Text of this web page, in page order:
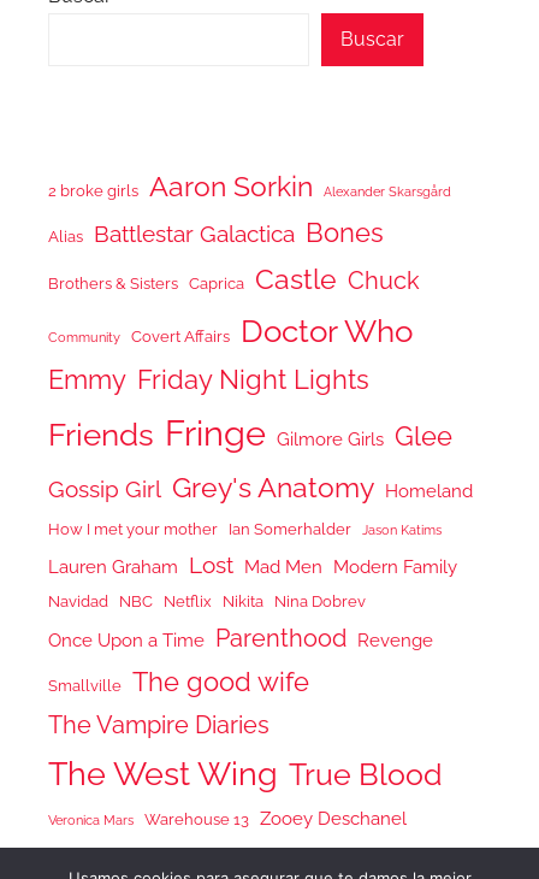
Buscar
2 broke girls Aaron Sorkin Alexander Skarsgård
Alias Battlestar Galactica Bones
Brothers & Sisters Caprica Castle Chuck
Community Covert Affairs Doctor Who
Emmy Friday Night Lights
Friends Fringe Gilmore Girls Glee
Gossip Girl Grey's Anatomy Homeland
How I met your mother Ian Somerhalder Jason Katims
Lauren Graham Lost Mad Men Modern Family
Navidad NBC Netflix Nikita Nina Dobrev
Once Upon a Time Parenthood Revenge
Smallville The good wife
The Vampire Diaries
The West Wing True Blood
Veronica Mars Warehouse 13 Zooey Deschanel